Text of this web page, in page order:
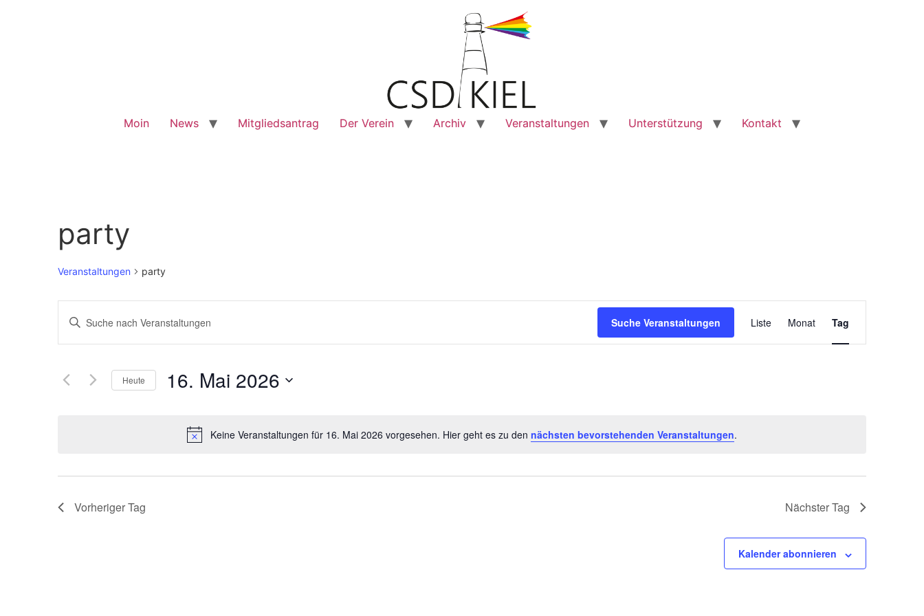
Moin News Mitgliedsantrag Der Verein Archiv Veranstaltungen Unterstützung Kontakt
Notice
Keine Veranstaltungen für 16. Mai 2026 vorgesehen. Hier geht es zu den nächsten bevorstehenden Veranstaltungen.
party
Veranstaltungen party
Veranstaltungen
Suche
Ansichten,
Bitte
Schlüsselwort
Suche
Veranstaltungen
Schlüsselwort.
Suche Veranstaltungen
Ansichten-
Liste Monat Tag
Heute 16. Mai 2026
Vorheriger Tag Nächster Tag
Kalender abonnieren